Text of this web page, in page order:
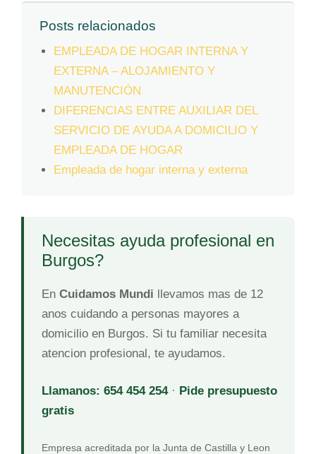
Posts relacionados
EMPLEADA DE HOGAR INTERNA Y
EXTERNA – ALOJAMIENTO Y
MANUTENCIÓN
DIFERENCIAS ENTRE AUXILIAR DEL
SERVICIO DE AYUDA A DOMICILIO Y
EMPLEADA DE HOGAR
Empleada de hogar interna y externa
Necesitas ayuda profesional en
Burgos?
En Cuidamos Mundi llevamos mas de 12
anos cuidando a personas mayores a
domicilio en Burgos. Si tu familiar necesita
atencion profesional, te ayudamos.
Llamanos: 654 454 254· Pide presupuesto
gratis
Empresa acreditada por la Junta de Castilla y Leon